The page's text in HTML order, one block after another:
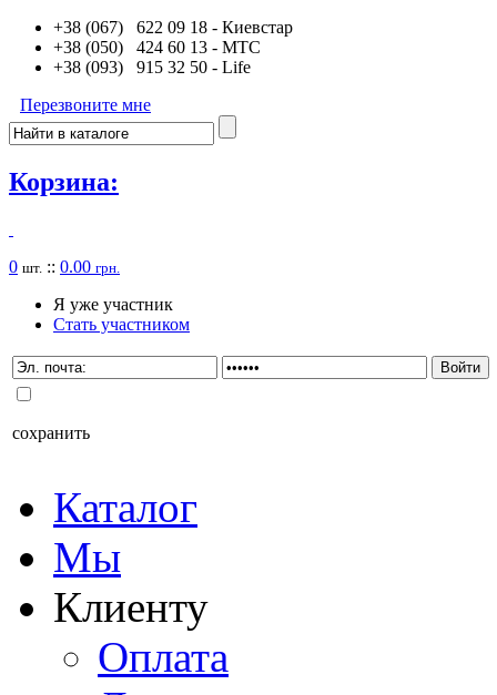
+38 (067) 622 09 18 - Киевстар
+38 (050) 424 60 13 - MTC
+38 (093) 915 32 50 - Life
Перезвоните мне
Корзина:
0 шт. :: 0.00 грн.
Я уже участник
Стать участником
сохранить
Каталог
Мы
Клиенту
Оплата